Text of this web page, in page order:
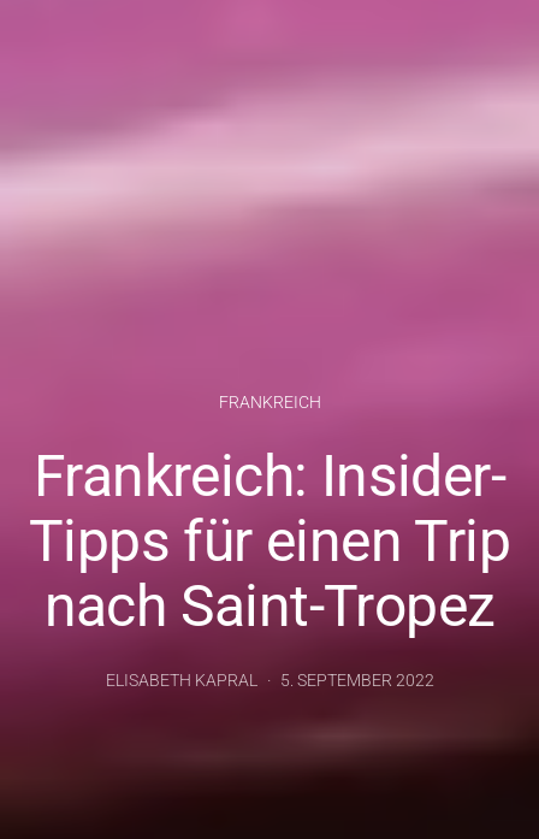
FRANKREICH
Frankreich: Insider-
Tipps für einen Trip
nach Saint-Tropez
ELISABETH KAPRAL 5. SEPTEMBER 2022